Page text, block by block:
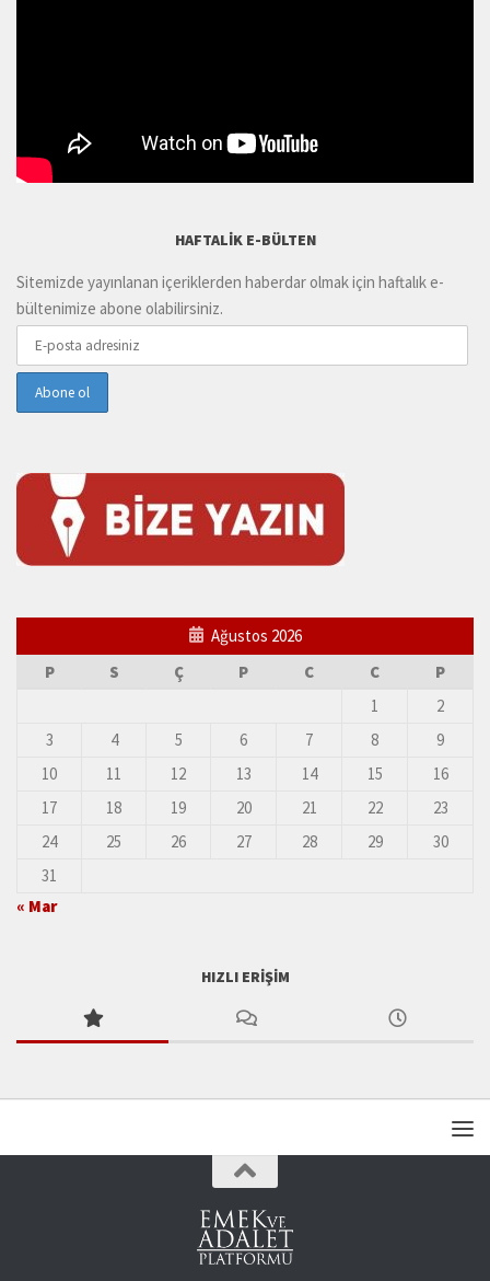
HAFTALIK E-BÜLTEN
Sitemizde yayınlanan içeriklerden haberdar olmak için haftalık e-
bültenimize abone olabilirsiniz.
Ağustos 2026
P
S Ç P C C
P
1
2
3
4 5 6 7 8
9
10
11 12 13 14 15
16
17
18 19 20 21 22
23
24
25 26 27 28 29
30
31
« Mar
HIZLI ERIŞIM